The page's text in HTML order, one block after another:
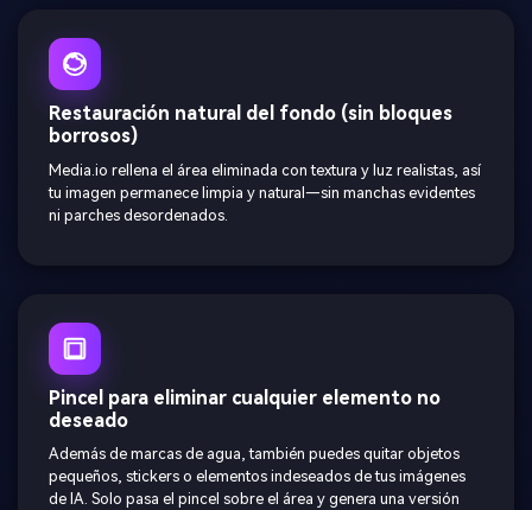
Restauración natural del fondo (sin bloques
borrosos)
Media.io rellena el área eliminada con textura y luz realistas, así
tu imagen permanece limpia y natural—sin manchas evidentes
ni parches desordenados.
Pincel para eliminar cualquier elemento no
deseado
Además de marcas de agua, también puedes quitar objetos
pequeños, stickers o elementos indeseados de tus imágenes
de IA. Solo pasa el pincel sobre el área y genera una versión